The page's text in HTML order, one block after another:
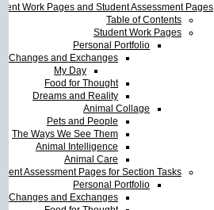
Work Pages and Student Assessment Pages
Table of Contents
Student Work Pages
Personal Portfolio
Changes and Exchanges
My Day
Food for Thought
Dreams and Reality
Animal Collage
Pets and People
The Ways We See Them
Animal Intelligence
Animal Care
Assessment Pages for Section Tasks
Personal Portfolio
Changes and Exchanges